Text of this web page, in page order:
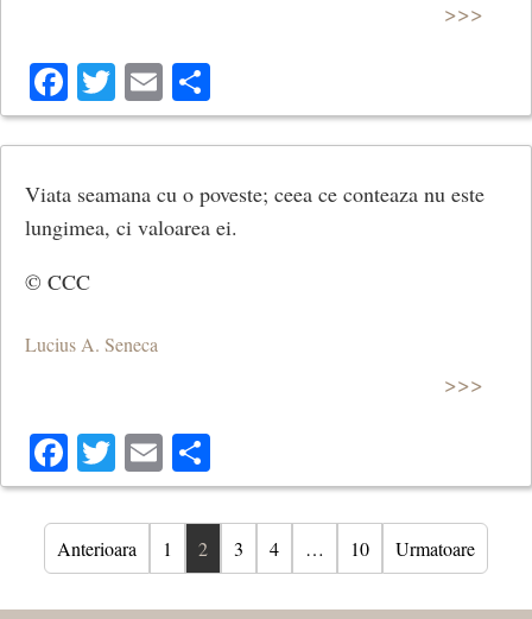
>>>
Facebook
Twitter
Email
Viata seamana cu o poveste; ceea ce conteaza nu este
lungimea, ci valoarea ei.
© CCC
Lucius A. Seneca
>>>
Facebook
Twitter
Email
Anterioara 1 2 3 4 … 10 Urmatoare